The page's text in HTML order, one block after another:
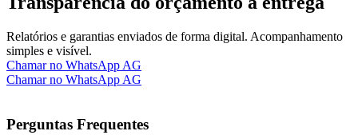
Relatórios e garantias enviados de forma digital. Acompanhamento
simples e visível.
Chamar no WhatsApp AG
Chamar no WhatsApp AG
Perguntas Frequentes